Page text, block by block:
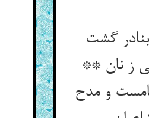
گشت
ز نان **
و مدح